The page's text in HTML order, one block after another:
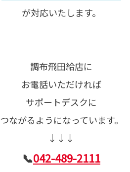
が対応いたします。
調布飛田給店に
お電話いただければ
サポートデスクに
つながるようになっています。
↓↓↓
📞042-489-2111